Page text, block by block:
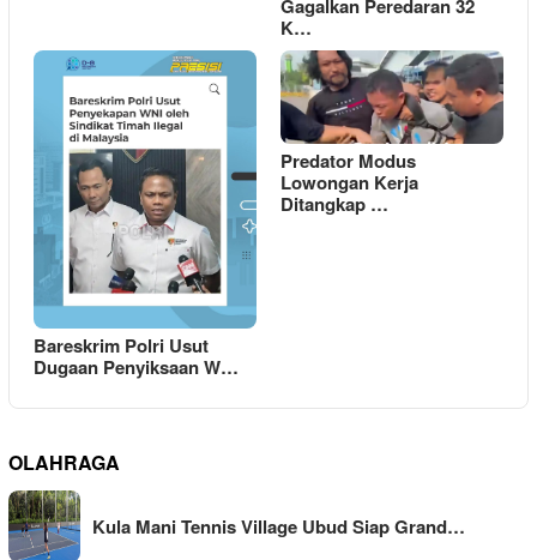
Gagalkan Peredaran 32
K…
Bareskrim Polri Usut
Dugaan Penyiksaan W…
Predator Modus
Lowongan Kerja
Ditangkap …
OLAHRAGA
Kula Mani Tennis Village Ubud Siap Grand…